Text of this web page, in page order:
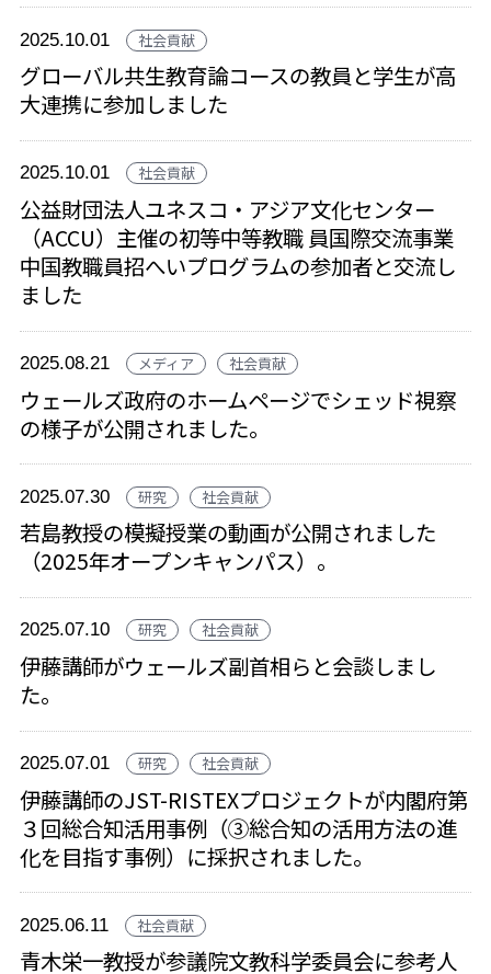
2025.10.01 社会貢献
グローバル共生教育論コースの教員と学生が高
大連携に参加しました
2025.10.01 社会貢献
公益財団法人ユネスコ・アジア文化センター
（ACCU）主催の初等中等教職 員国際交流事業
中国教職員招へいプログラムの参加者と交流し
ました
2025.08.21 メディア 社会貢献
ウェールズ政府のホームページでシェッド視察
の様子が公開されました。
2025.07.30 研究 社会貢献
若島教授の模擬授業の動画が公開されました
（2025年オープンキャンパス）。
2025.07.10 研究 社会貢献
伊藤講師がウェールズ副首相らと会談しまし
た。
2025.07.01 研究 社会貢献
伊藤講師のJST-RISTEXプロジェクトが内閣府第
３回総合知活用事例（③総合知の活用方法の進
化を目指す事例）に採択されました。
2025.06.11 社会貢献
青木栄一教授が参議院文教科学委員会に参考人